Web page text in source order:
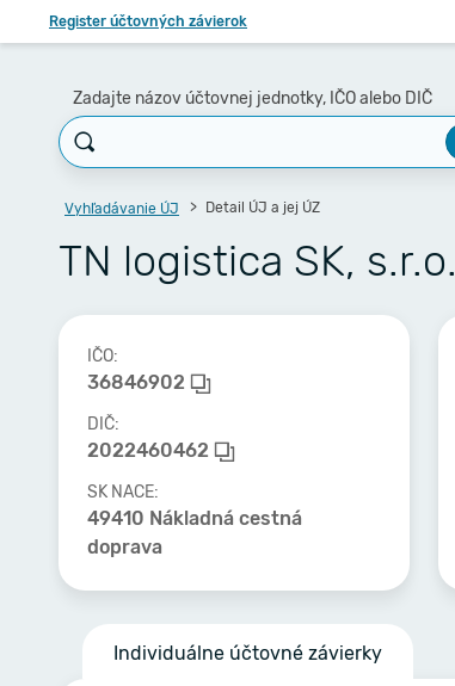
Register účtovných závierok
Zadajte názov účtovnej jednotky, IČO alebo DIČ
Vyhľadávanie ÚJ Detail ÚJ a jej ÚZ
TN logistica SK, s.r.o.
IČO:
36846902
DIČ:
2022460462
SK NACE:
49410 Nákladná cestná
doprava
Individuálne účtovné závierky